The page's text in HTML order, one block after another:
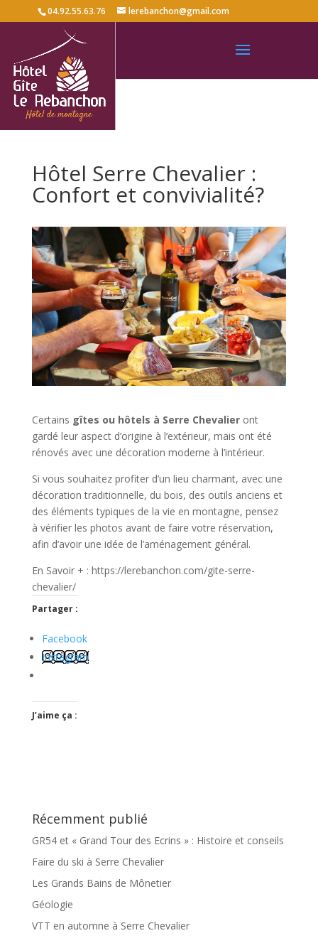
04.92.55.63.76 lerebanchon@gmail.com
Hôtel Serre Chevalier :
Confort et convivialité?
Certains gîtes ou hôtels à Serre Chevalieront
gardé leur aspect d’origine à l’extérieur, mais ont été
rénovés avec une décoration moderne à l’intérieur.
Si vous souhaitez profiter d’un lieu charmant, avec une
décoration traditionnelle, du bois, des outils anciens et
des éléments typiques de la vie en montagne, pensez
à vérifier les photos avant de faire votre réservation,
afin d’avoir une idée de l’aménagement général.
En Savoir + : https://lerebanchon.com/gite-serre-
chevalier/
Partager :
Facebook
Instagram
J’aime ça :
Récemment publié
GR54 et « Grand Tour des Ecrins » : Histoire et conseils
Faire du ski à Serre Chevalier
Les Grands Bains de Mônetier
Géologie
VTT en automne à Serre Chevalier